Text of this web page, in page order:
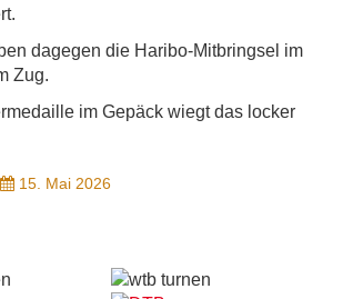
dagegen die Haribo-Mitbringsel im
Zug.
im Gepäck wiegt das locker
15. Mai 2026